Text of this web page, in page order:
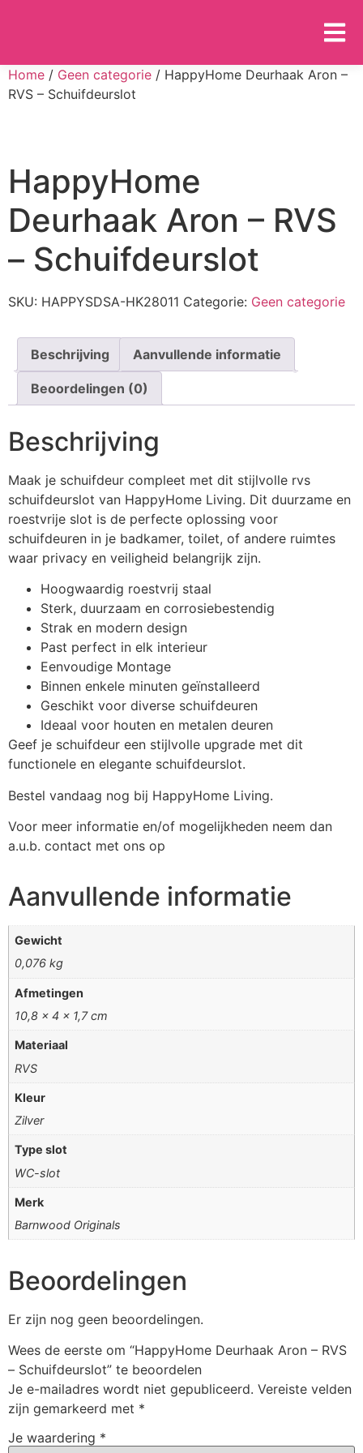
Home / Geen categorie / HappyHome Deurhaak Aron –
RVS – Schuifdeurslot
HappyHome
Deurhaak Aron – RVS
– Schuifdeurslot
SKU: HAPPYSDSA-HK28011 Categorie: Geen categorie
Beschrijving Aanvullende informatie
Beoordelingen (0)
Beschrijving
Maak je schuifdeur compleet met dit stijlvolle rvs
schuifdeurslot van HappyHome Living. Dit duurzame en
roestvrije slot is de perfecte oplossing voor
schuifdeuren in je badkamer, toilet, of andere ruimtes
waar privacy en veiligheid belangrijk zijn.
Hoogwaardig roestvrij staal
Sterk, duurzaam en corrosiebestendig
Strak en modern design
Past perfect in elk interieur
Eenvoudige Montage
Binnen enkele minuten geïnstalleerd
Geschikt voor diverse schuifdeuren
Ideaal voor houten en metalen deuren
Geef je schuifdeur een stijlvolle upgrade met dit
functionele en elegante schuifdeurslot.
Bestel vandaag nog bij HappyHome Living.
Voor meer informatie en/of mogelijkheden neem dan
a.u.b. contact met ons op
Aanvullende informatie
Gewicht
0,076 kg
Afmetingen
10,8 × 4 × 1,7 cm
Materiaal
RVS
Kleur
Zilver
Type slot
WC-slot
Merk
Barnwood Originals
Beoordelingen
Er zijn nog geen beoordelingen.
Wees de eerste om “HappyHome Deurhaak Aron – RVS
– Schuifdeurslot” te beoordelen
Je e-mailadres wordt niet gepubliceerd. Vereiste velden
zijn gemarkeerd met *
Je waardering *